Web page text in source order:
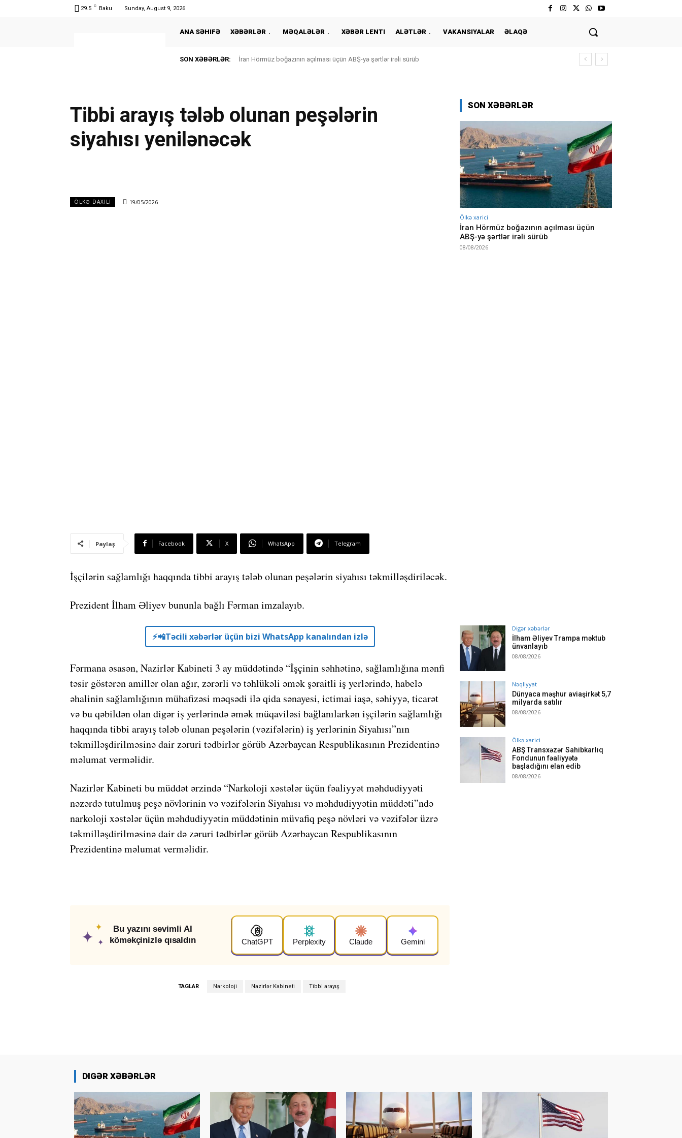
29.5 C Baku Sunday, August 9, 2026
ANA SƏHIFƏ XƏBƏRLƏR MƏQALƏLƏR XƏBƏR LENTI ALƏTLƏR VAKANSIYALAR ƏLAQƏ
SON XƏBƏRLƏR: İran Hörmüz boğazının açılması üçün ABŞ-yə şərtlər irəli sürüb
Tibbi arayış tələb olunan peşələrin
siyahısı yenilənəcək
ÖLKƏ DAXILI 19/05/2026
Paylaş Facebook X WhatsApp Telegram
İşçilərin sağlamlığı haqqında tibbi arayış tələb olunan peşələrin siyahısı təkmilləşdiriləcək.
Prezident İlham Əliyev bununla bağlı Fərman imzalayıb.
⚡️📲Təcili xəbərlər üçün bizi WhatsApp kanalından izlə
Fərmana əsasən, Nazirlər Kabineti 3 ay müddətində “İşçinin səhhətinə, sağlamlığına mənfi
təsir göstərən amillər olan ağır, zərərli və təhlükəli əmək şəraitli iş yerlərində, habelə
əhalinin sağlamlığının mühafizəsi məqsədi ilə qida sənayesi, ictimai iaşə, səhiyyə, ticarət
və bu qəbildən olan digər iş yerlərində əmək müqaviləsi bağlanılarkən işçilərin sağlamlığı
haqqında tibbi arayış tələb olunan peşələrin (vəzifələrin) iş yerlərinin Siyahısı”nın
təkmilləşdirilməsinə dair zəruri tədbirlər görüb Azərbaycan Respublikasının Prezidentinə
məlumat verməlidir.
Nazirlər Kabineti bu müddət ərzində “Narkoloji xəstələr üçün fəaliyyət məhdudiyyəti
nəzərdə tutulmuş peşə növlərinin və vəzifələrin Siyahısı və məhdudiyyətin müddəti”ndə
narkoloji xəstələr üçün məhdudiyyətin müddətinin müvafiq peşə növləri və vəzifələr üzrə
təkmilləşdirilməsinə dair də zəruri tədbirlər görüb Azərbaycan Respublikasının
Prezidentinə məlumat verməlidir.
✦
✦
✦
Bu yazını sevimli AI
köməkçinizlə qısaldın
ChatGPT Perplexity Claude Gemini
TAGLAR Narkoloji Nazirlər Kabineti Tibbi arayış
SON XƏBƏRLƏR
Ölkə xarici
İran Hörmüz boğazının açılması üçün
ABŞ-yə şərtlər irəli sürüb
08/08/2026
Digər xəbərlər
İlham Əliyev Trampa məktub
ünvanlayıb
08/08/2026
Nəqliyyat
Dünyaca məşhur aviaşirkət 5,7
milyarda satılır
08/08/2026
Ölkə xarici
ABŞ Transxəzər Sahibkarlıq
Fondunun fəaliyyətə
başladığını elan edib
08/08/2026
DIGƏR XƏBƏRLƏR